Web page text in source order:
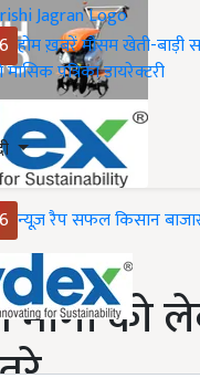
होमख़बरेंमौसमखेती-बाड़ी
मासिक पत्रिकाडायरेक्टरी
न्यूज़ रैपसफल किसान
मांगों को